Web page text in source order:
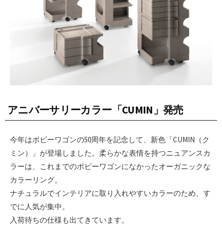
アニバーサリーカラー「CUMIN」発売
今年はボビーワゴンの50周年を記念して、新色「CUMIN（ク
ミン）」が登場しました。柔らかな表情を持つニュアンスカ
ラーは、これまでのボビーワゴンになかったオーガニックな
カラーリング。
ナチュラルでインテリアに取り入れやすいカラーのため、す
でに人気が集中。
入荷待ちの仕様も出てきています。